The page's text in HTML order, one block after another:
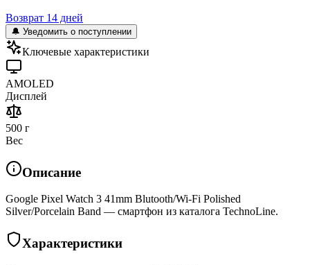
Возврат 14 дней
🔔 Уведомить о поступлении
Ключевые характеристики
AMOLED
Дисплей
500 г
Вес
Описание
Google Pixel Watch 3 41mm Blutooth/Wi-Fi Polished
Silver/Porcelain Band — смартфон из каталога TechnoLine.
Характеристики